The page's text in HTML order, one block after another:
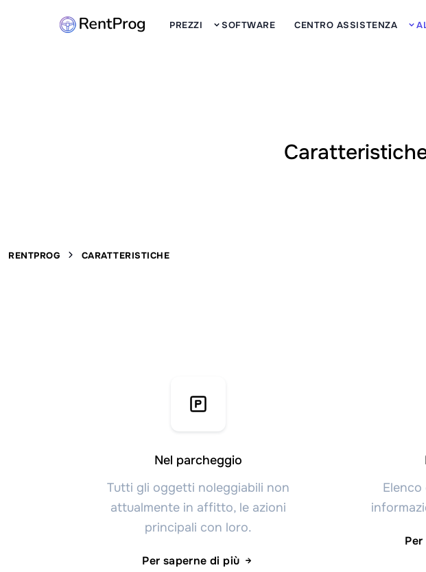
PREZZI SOFTWARE CENTRO ASSISTENZA
RENTPROG CARATTERISTICHE
Nel parcheggio
Tutti gli oggetti noleggiabili non
attualmente in affitto, le azioni
principali con loro.
Per saperne di più